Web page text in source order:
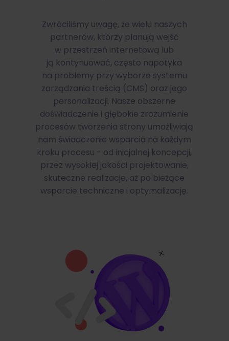
Zwróciliśmy uwagę, że wielu naszych
partnerów, którzy planują wejść
w przestrzeń internetową lub
ją kontynuować, często napotyka
na problemy przy wyborze systemu
zarządzania treścią (CMS) oraz jego
personalizacji. Nasze obszerne
doświadczenie i głębokie zrozumienie
procesów tworzenia strony umożliwiają
nam świadczenie wsparcia na każdym
kroku procesu - od inicjalnej koncepcji,
przez wysokiej jakości projektowanie,
skuteczne realizacje, aż po bieżące
wsparcie techniczne i optymalizację.